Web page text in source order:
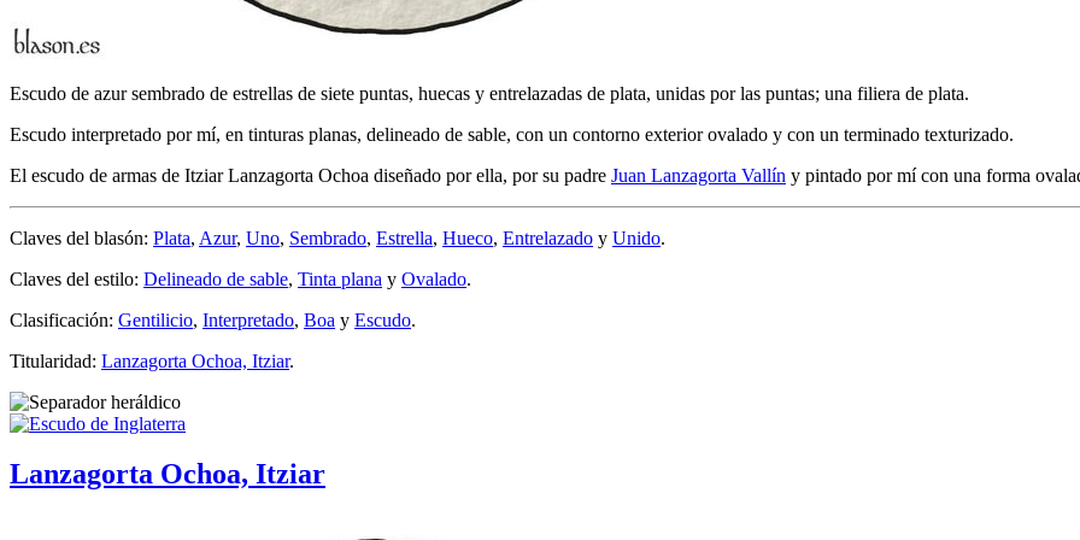
Escudo de azur sembrado de estrellas de siete puntas, huecas y entrelazadas de plata, unidas por las puntas; una filiera de plata.
Escudo interpretado por mí, en tinturas planas, delineado de sable, con un contorno exterior ovalado y con un terminado texturizado.
El escudo de armas de Itziar Lanzagorta Ochoa diseñado por ella, por su padre Juan Lanzagorta Vallín y pintado por mí con una forma
Claves del blasón: Plata, Azur, Uno, Sembrado, Estrella, Hueco, Entrelazado y Unido.
Claves del estilo: Delineado de sable, Tinta plana y Ovalado.
Clasificación: Gentilicio, Interpretado, Boa y Escudo.
Titularidad: Lanzagorta Ochoa, Itziar.
Lanzagorta Ochoa, Itziar